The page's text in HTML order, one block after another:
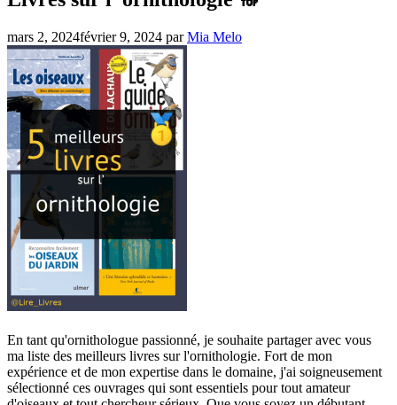
mars 2, 2024février 9, 2024 parMia Melo
En tant qu'ornithologue passionné, je souhaite partager avec vous
ma liste des meilleurs livres sur l'ornithologie. Fort de mon
expérience et de mon expertise dans le domaine, j'ai soigneusement
sélectionné ces ouvrages qui sont essentiels pour tout amateur